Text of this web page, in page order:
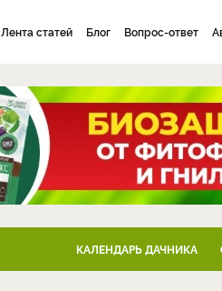
Лента статей Блог Вопрос-ответ
КАЛЕНДАРЬ ДАЧНИКА